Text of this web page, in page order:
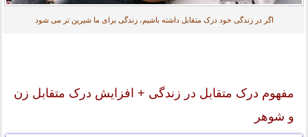
اگر در زندگی خود درک متقابل داشته باشیم، زندگی برای ما شیرین تر می شود
مفهوم درک متقابل در زندگی + افزایش درک متقابل زن
و شوهر